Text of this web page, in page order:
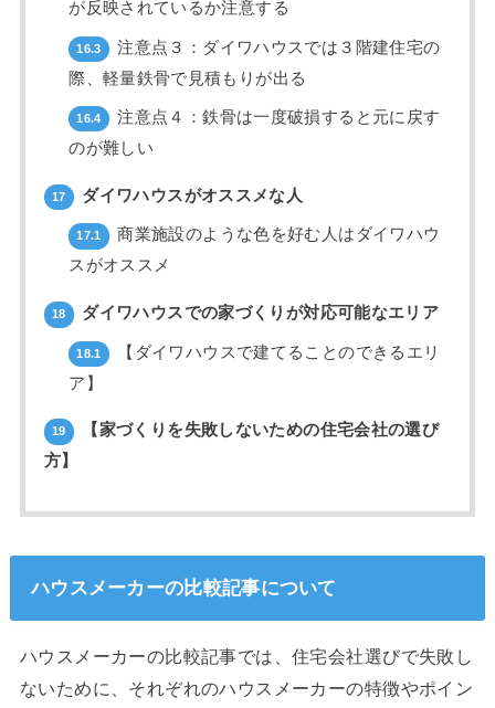
が反映されているか注意する
16.3
注意点３：ダイワハウスでは３階建住宅の
際、軽量鉄骨で見積もりが出る
16.4
注意点４：鉄骨は一度破損すると元に戻す
のが難しい
17 ダイワハウスがオススメな人
17.1
商業施設のような色を好む人はダイワハウ
スがオススメ
18 ダイワハウスでの家づくりが対応可能なエリア
18.1
【ダイワハウスで建てることのできるエリ
ア】
19
【家づくりを失敗しないための住宅会社の選び
方】
ハウスメーカーの比較記事について
ハウスメーカーの比較記事では、住宅会社選びで失敗し
ないために、それぞれのハウスメーカーの特徴やポイン